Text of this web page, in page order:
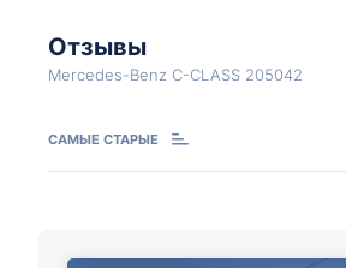
Отзывы
Mercedes-Benz C-CLASS 205042
САМЫЕ СТАРЫЕ